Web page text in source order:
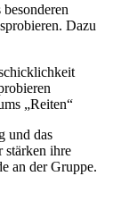
Dazu
„Reiten“
und das
stärken ihre
an der Gruppe.